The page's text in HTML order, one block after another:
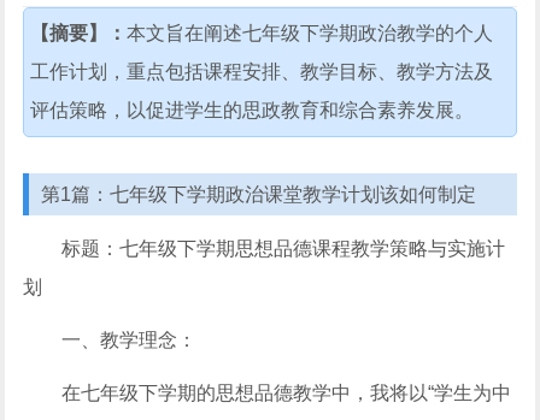
【摘要】：本文旨在阐述七年级下学期政治教学的个人
工作计划，重点包括课程安排、教学目标、教学方法及
评估策略，以促进学生的思政教育和综合素养发展。
第1篇：七年级下学期政治课堂教学计划该如何制定
标题：七年级下学期思想品德课程教学策略与实施计
划
一、教学理念：
在七年级下学期的思想品德教学中，我将以“学生为中